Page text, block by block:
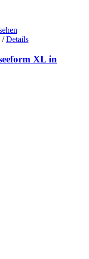
/ Details
XL in